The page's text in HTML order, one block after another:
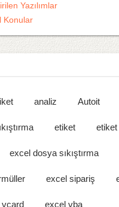
Yazılımlar
Konular
analiz Autoit
etiket etiket
excel dosya sıkıştırma
excel sipariş
vcard excel vba